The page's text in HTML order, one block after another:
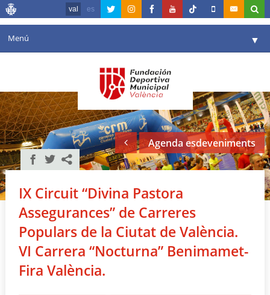
val es
Menú ▼
Agenda
Instal·lacions ▼
Comunicació ▼
València en esport
Portal de Transparència
Reserves
Agenda esdeveniments
IX Circuit “Divina Pastora
Assegurances” de Carreres
Populars de la Ciutat de València.
VI Carrera “Nocturna” Benimamet-
Fira València.